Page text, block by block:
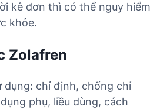
kê đơn thì có thể nguy hiểm
khỏe.
Zolafren
chỉ định, chống chỉ
phụ, liều dùng, cách